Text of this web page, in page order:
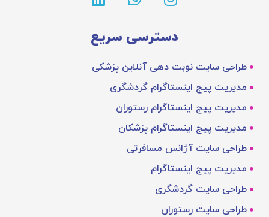
دسترسی سریع
طراحی سایت نوبت دهی آنلاین پزشکی
مدیریت پیج اینستاگرام گردشگری
مدیریت پیج اینستاگرام رستوران
مدیریت پیج اینستاگرام پزشکان
طراحی سایت آژانس مسافرتی
مدیریت پیج اینستاگرام
طراحی سایت گردشگری
طراحی سایت رستوران